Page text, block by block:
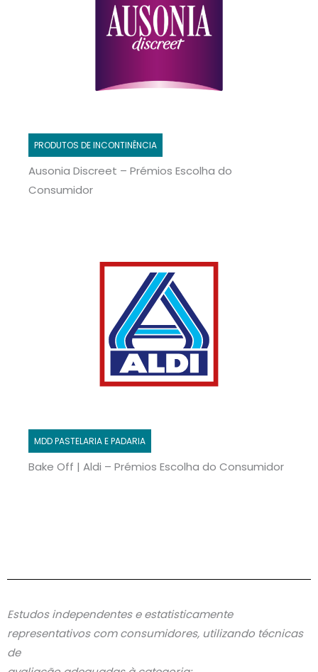
PRODUTOS DE INCONTINÊNCIA
Ausonia Discreet – Prémios Escolha do
Consumidor
MDD PASTELARIA E PADARIA
Bake Off | Aldi – Prémios Escolha do Consumidor
Estudos independentes e estatisticamente
representativos com consumidores, utilizando técnicas
de